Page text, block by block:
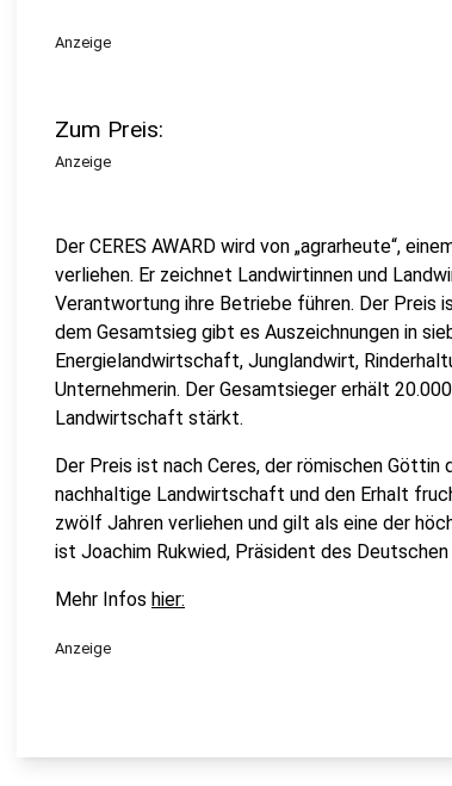
Anzeige
Zum Preis:
Anzeige
Der CERES AWARD wird von „agrarheute“,
verliehen. Er zeichnet Landwirtinnen und
Verantwortung ihre Betriebe führen. Der Preis
dem Gesamtsieg gibt es Auszeichnungen in
Energielandwirtschaft, Junglandwirt,
Unternehmerin. Der Gesamtsieger erhält
Landwirtschaft stärkt.
Der Preis ist nach Ceres, der römischen
nachhaltige Landwirtschaft und den Erhalt
zwölf Jahren verliehen und gilt als eine der
ist Joachim Rukwied, Präsident des Deutschen
Mehr Infos hier:
Anzeige